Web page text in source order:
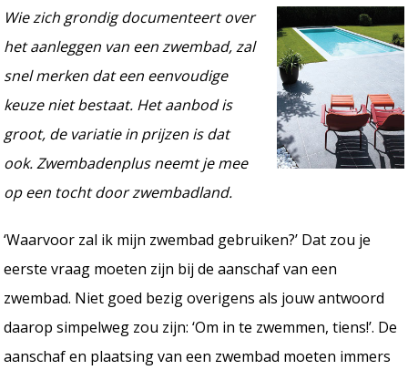
Wie zich grondig documenteert over
het aanleggen van een zwembad, zal
snel merken dat een eenvoudige
keuze niet bestaat. Het aanbod is
groot, de variatie in prijzen is dat
ook. Zwembadenplus neemt je mee
op een tocht door zwembadland.
‘Waarvoor zal ik mijn zwembad gebruiken?’ Dat zou je
eerste vraag moeten zijn bij de aanschaf van een
zwembad. Niet goed bezig overigens als jouw antwoord
daarop simpelweg zou zijn: ‘Om in te zwemmen, tiens!’. De
aanschaf en plaatsing van een zwembad moeten immers